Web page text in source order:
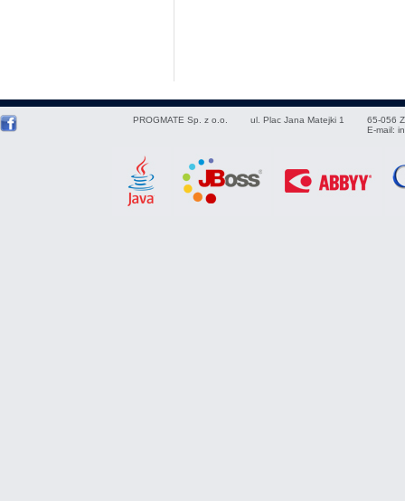
PROGMATE Sp. z o.o. ul. Plac Jana Matejki 1 65-056
E-mail: